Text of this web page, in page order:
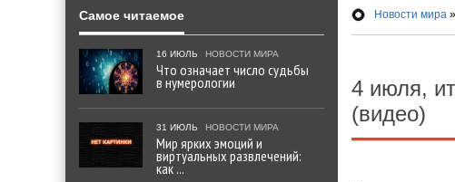
Эволюция управления: Как ALD Pro меняет
Криптовалюту предложили признать
Идеи, куда сходить с детьми в парки, музеи и
Новости мира »
4 июля,
(видео)
Самое читаемое
16 ИЮЛЬ НОВОСТИ МИРА
Что означает число судьбы
в нумерологии
31 ИЮЛЬ НОВОСТИ МИРА
Мир ярких эмоций и
виртуальных развлечений:
как ...